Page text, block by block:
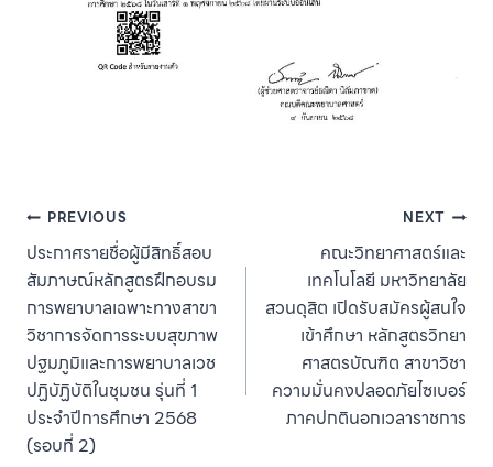
Post
navigation
PREVIOUS
ประกาศรายชื่อผู้มีสิทธิ์สอบ
สัมภาษณ์หลักสูตรฝึกอบรม
การพยาบาลเฉพาะทางสาขา
วิชาการจัดการระบบสุขภาพ
ปฐมภูมิและการพยาบาลเวช
ปฏิบัฏิบัติในชุมชน รุ่นที่ 1
ประจำปีการศึกษา 2568
(รอบที่ 2)
NEXT
คณะวิทยาศาสตร์และ
เทคโนโลยี มหาวิทยาลัย
สวนดุสิต เปิดรับสมัครผู้สนใจ
เข้าศึกษา หลักสูตรวิทยา
ศาสตรบัณฑิต สาขาวิชา
ความมั่นคงปลอดภัยไซเบอร์
ภาคปกตินอกเวลาราชการ